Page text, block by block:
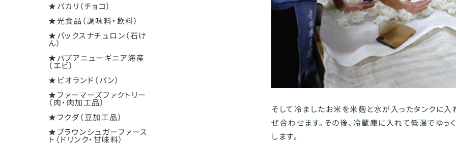
★パカリ（チョコ）
★光食品（調味料・飲料）
★パックスナチュロン（石け
ん）
★パプアニューギニア海産
（エビ）
★ビオランド（パン）
★ファーマーズファクトリー
（肉・肉加工品）
★フクダ（豆加工品）
★ブラウンシュガーファース
ト（ドリンク・甘味料）
そして冷ましたお米を米麹と水が入ったタンクに入
ぜ合わせます。その後、冷蔵庫に入れて低温でゆっ
します。